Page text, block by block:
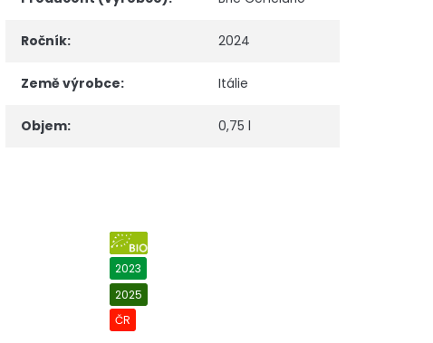
Ročník: 2024
Země výrobce: Itálie
Objem: 0,75 l
BIO
2023
2025
ČR